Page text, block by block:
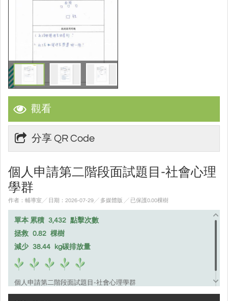
觀看
分享 QR Code
個人申請第二階段面試題目-社會心理
學群
作者：輔導室╱ 日期：2026-07-29╱ 多媒體版 ╱ 已保護0.00棵樹
單本 累積 3,432 點擊次數
拯救 0.82 棵樹
減少 38.44 kg碳排放量
個人申請第二階段面試題目-社會心理學群